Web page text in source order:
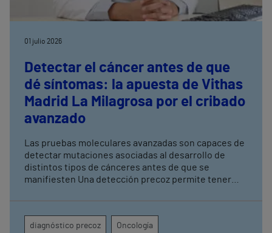
01 julio 2026
Detectar el cáncer antes de que
dé síntomas: la apuesta de Vithas
Madrid La Milagrosa por el cribado
avanzado
Las pruebas moleculares avanzadas son capaces de
detectar mutaciones asociadas al desarrollo de
distintos tipos de cánceres antes de que se
manifiesten Una detección precoz permite tener
agresivos
diagnóstico precoz Oncología